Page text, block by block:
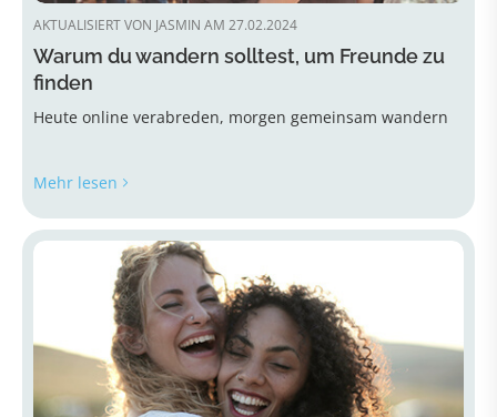
AKTUALISIERT VON JASMIN AM 27.02.2024
Warum du wandern solltest, um Freunde zu
finden
Heute online verabreden, morgen gemeinsam wandern
Mehr lesen